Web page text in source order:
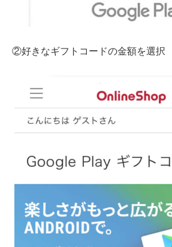
②好きなギフトコードの金額を選択